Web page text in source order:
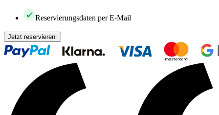
Reservierungsdaten per E-Mail
Jetzt reservieren